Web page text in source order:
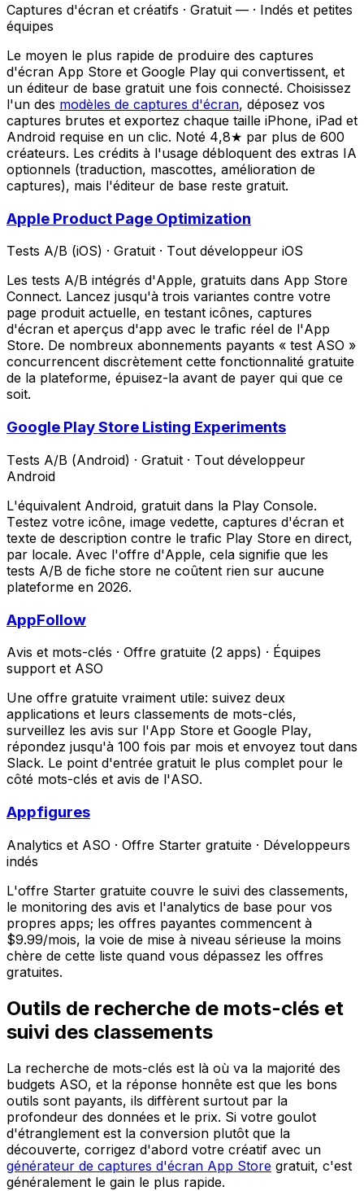
Captures d'écran et créatifs · Gratuit — · Indés et petites
équipes
Le moyen le plus rapide de produire des captures
d'écran App Store et Google Play qui convertissent, et
un éditeur de base gratuit une fois connecté. Choisissez
l'un des modèles de captures d'écran, déposez vos
captures brutes et exportez chaque taille iPhone, iPad et
Android requise en un clic. Noté 4,8★ par plus de 600
créateurs. Les crédits à l'usage débloquent des extras IA
optionnels (traduction, mascottes, amélioration de
captures), mais l'éditeur de base reste gratuit.
Apple Product Page Optimization
Tests A/B (iOS) · Gratuit · Tout développeur iOS
Les tests A/B intégrés d'Apple, gratuits dans App Store
Connect. Lancez jusqu'à trois variantes contre votre
page produit actuelle, en testant icônes, captures
d'écran et aperçus d'app avec le trafic réel de l'App
Store. De nombreux abonnements payants « test ASO »
concurrencent discrètement cette fonctionnalité gratuite
de la plateforme, épuisez-la avant de payer qui que ce
soit.
Google Play Store Listing Experiments
Tests A/B (Android) · Gratuit · Tout développeur
Android
L'équivalent Android, gratuit dans la Play Console.
Testez votre icône, image vedette, captures d'écran et
texte de description contre le trafic Play Store en direct,
par locale. Avec l'offre d'Apple, cela signifie que les
tests A/B de fiche store ne coûtent rien sur aucune
plateforme en 2026.
AppFollow
Avis et mots-clés · Offre gratuite (2 apps) · Équipes
support et ASO
Une offre gratuite vraiment utile: suivez deux
applications et leurs classements de mots-clés,
surveillez les avis sur l'App Store et Google Play,
répondez jusqu'à 100 fois par mois et envoyez tout dans
Slack. Le point d'entrée gratuit le plus complet pour le
côté mots-clés et avis de l'ASO.
Appfigures
Analytics et ASO · Offre Starter gratuite · Développeurs
indés
L'offre Starter gratuite couvre le suivi des classements,
le monitoring des avis et l'analytics de base pour vos
propres apps; les offres payantes commencent à
$9.99/mois, la voie de mise à niveau sérieuse la moins
chère de cette liste quand vous dépassez les offres
gratuites.
Outils de recherche de mots-clés et
suivi des classements
La recherche de mots-clés est là où va la majorité des
budgets ASO, et la réponse honnête est que les bons
outils sont payants, ils diffèrent surtout par la
profondeur des données et le prix. Si votre goulot
d'étranglement est la conversion plutôt que la
découverte, corrigez d'abord votre créatif avec un
générateur de captures d'écran App Store gratuit, c'est
généralement le gain le plus rapide.